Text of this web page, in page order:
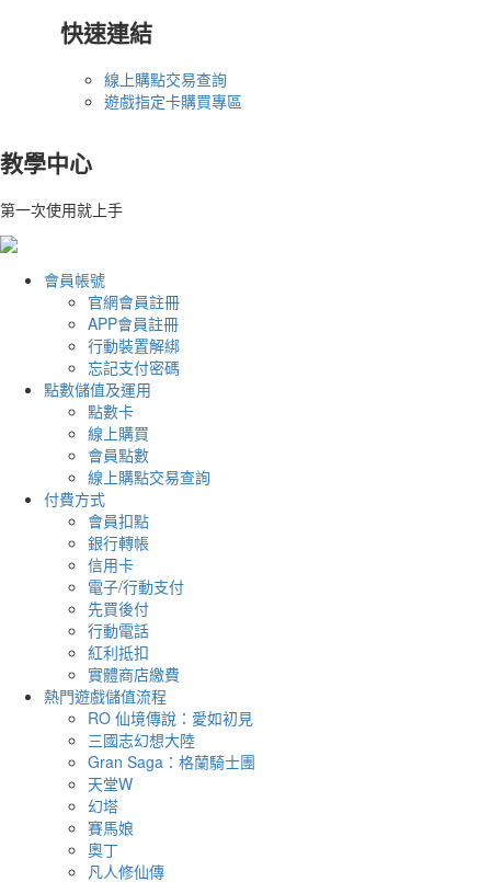
快速連結
線上購點交易查詢
遊戲指定卡購買專區
教學中心
第一次使用就上手
會員帳號
官網會員註冊
APP會員註冊
行動裝置解綁
忘記支付密碼
點數儲值及運用
點數卡
線上購買
會員點數
線上購點交易查詢
付費方式
會員扣點
銀行轉帳
信用卡
電子/行動支付
先買後付
行動電話
紅利抵扣
實體商店繳費
熱門遊戲儲值流程
RO 仙境傳說：愛如初見
三國志幻想大陸
Gran Saga：格蘭騎士團
天堂W
幻塔
賽馬娘
奧丁
凡人修仙傳